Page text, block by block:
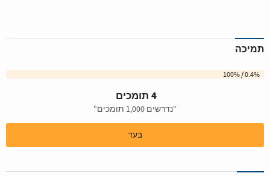
תמיכה
0.4% / 100%
4 תומכים
“נדרשים 1,000 תומכים"
בעד